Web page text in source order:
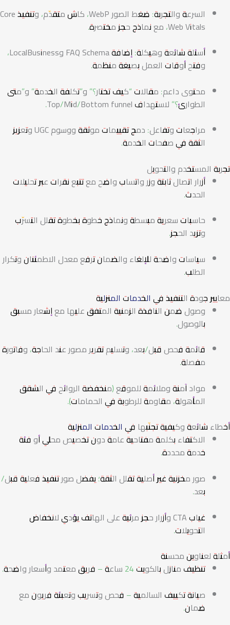
السرعة والتجربة: ضغط الصور WebP، كاش متقدّم، وتنفيذ Core
Web Vitals، مع نماذج حجز مختصرة.
أسئلة شائعة وهيكلة: إضافة FAQ Schema وLocalBusiness،
وفتح أوقات العمل بصيغة منظمة.
محتوى داعم: مقالات “كيف تختار؟” و”تكلفة الخدمة” و”متى
الطوارئ؟” لاستهداف Top/Mid/Bottom funnel.
مراجعات وتفاعل: دمج تقييمات موثقة ووسوم UGC وتعزيز
الثقة في صفحات الخدمة.
تجربة المستخدم والتحويل
أزرار اتصال ثابتة وزر واتساب واضح مع تتبع نقرات عبر تحليلات
الحدث.
حاسبات سعرية مبسطة ونماذج خطوة بخطوة تقلل التسرّب
وتزيد الحجز.
سياسات واضحة للإلغاء والضمان ترفع معدل الاطمئنان وتكرار
الطلب.
معايير جودة التنفيذ في الخدمات المنزلية
وصول ضمن النافذة الزمنية المتفق عليها مع إشعار مسبق
بالوصول.
قائمة فحص قبل/بعد، وتسليم تقرير مصور عند الحاجة، وفاتورة
مفصلة.
مواد آمنة وملائمة للموقع (منخفضة الروائح في الشقق
المأهولة، مقاومة للرطوبة في الحمامات).
أخطاء شائعة وكيفية تجنّبها في الخدمات المنزلية
الاكتفاء بكلمة مفتاحية عامة دون تخصيص محلي أو فئة
خدمة محددة.
صور مخزنية غير أصلية تقلل الثقة؛ يفضل صور تنفيذ فعلية قبل/
بعد.
غياب CTA وأزرار حجز مرئية على الهاتف يؤدي لانخفاض
التحويلات.
أمثلة لعناوين محسنة
تنظيف منازل بالكويت 24 ساعة – فريق معتمد وأسعار واضحة.
صيانة تكييف السالمية – فحص وتسريب وتعبئة فريون مع
ضمان.